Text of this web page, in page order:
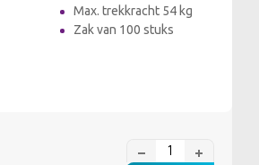
Max. trekkracht 54 kg
Zak van 100 stuks